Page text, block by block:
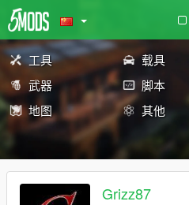
工具 载具
武器
脚本
地图
其他
Grizz87